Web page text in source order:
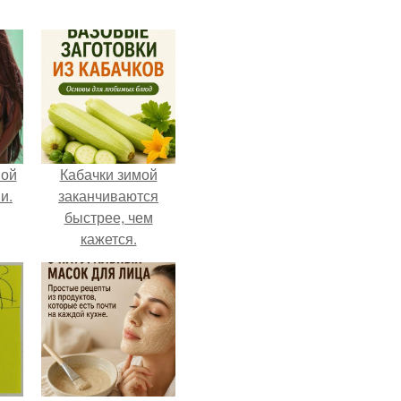
Кабачки зимой
заканчиваются
быстрее, чем
кажется.